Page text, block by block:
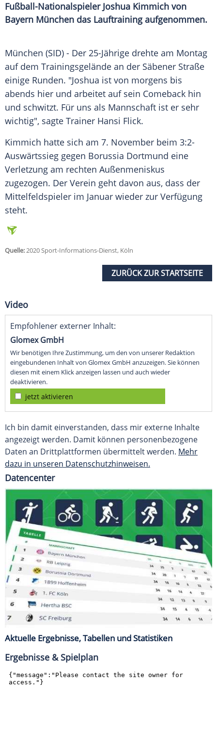
Fußball-Nationalspieler Joshua Kimmich von
Bayern München das Lauftraining aufgenommen.
München (SID) - Der 25-Jährige drehte am Montag
auf dem Trainingsgelände an der Säbener Straße
einige Runden. "Joshua ist von morgens bis
abends hier und arbeitet auf sein Comeback hin
und schwitzt. Für uns als Mannschaft ist er sehr
wichtig", sagte Trainer Hansi Flick.
Kimmich hatte sich am 7. November beim 3:2-
Auswärtssieg gegen Borussia Dortmund eine
Verletzung am rechten Außenmeniskus
zugezogen. Der Verein geht davon aus, dass der
Mittelfeldspieler im Januar wieder zur Verfügung
steht.
Quelle:2020 Sport-Informations-Dienst, Köln
ZURÜCK ZUR STARTSEITE
Video
Empfohlener externer Inhalt:
Glomex GmbH
Wir benötigen Ihre Zustimmung, um den von unserer Redaktion
eingebundenen Inhalt von Glomex GmbH anzuzeigen. Sie können
diesen mit einem Klick anzeigen lassen und auch wieder
deaktivieren.
jetzt aktivieren
Ich bin damit einverstanden, dass mir externe Inhalte
angezeigt werden. Damit können personenbezogene
Daten an Drittplattformen übermittelt werden. Mehr
dazu in unseren Datenschutzhinweisen.
Datencenter
Aktuelle Ergebnisse, Tabellen und Statistiken
Ergebnisse & Spielplan